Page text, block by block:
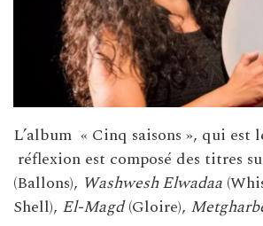
L’album « Cinq saisons », qui est
réflexion est composé des titres
(Ballons), Washwesh Elwadaa
Shell), El-Magd(Gloire),